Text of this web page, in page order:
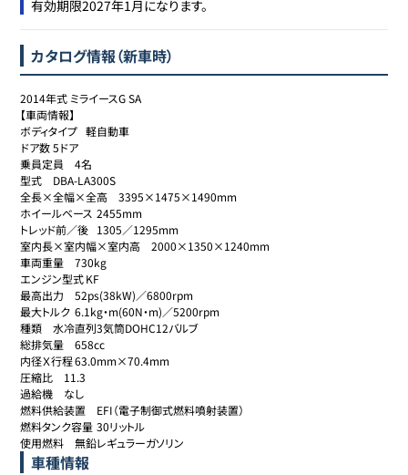
カタログ情報（新車時）
2014年式 ミライースG SA
【車両情報】
ボディタイプ	軽自動車
ドア数	5ドア
乗員定員	4名
型式	DBA-LA300S
全長×全幅×全高	3395×1475×1490mm
ホイールベース	2455mm
トレッド前／後	1305／1295mm
室内長×室内幅×室内高	2000×1350×1240mm
車両重量	730kg
エンジン型式	KF
最高出力	52ps(38kW)／6800rpm
最大トルク	6.1kg・m(60N・m)／5200rpm
種類	水冷直列3気筒DOHC12バルブ
総排気量	658cc
内径Ｘ行程	63.0mm×70.4mm
圧縮比	11.3
過給機	なし
燃料供給装置	EFI（電子制御式燃料噴射装置）
燃料タンク容量	30リットル
使用燃料	無鉛レギュラーガソリン
車種情報